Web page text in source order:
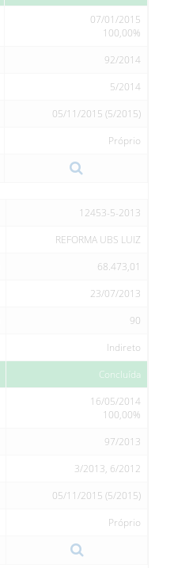
07/01/2015
100,00%
92/2014
5/2014
05/11/2015 (5/2015)
Próprio
12453-5-2013
REFORMA UBS LUIZ
68.473,01
23/07/2013
90
Indireto
Concluída
16/05/2014
100,00%
97/2013
3/2013, 6/2012
05/11/2015 (5/2015)
Próprio